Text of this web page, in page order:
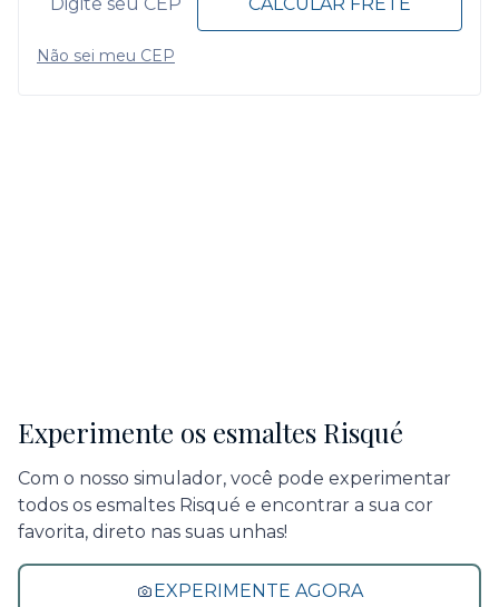
Não sei meu CEP
Experimente os esmaltes Risqué
Com o nosso simulador, você pode experimentar
todos os esmaltes Risqué e encontrar a sua cor
favorita, direto nas suas unhas!
EXPERIMENTE AGORA